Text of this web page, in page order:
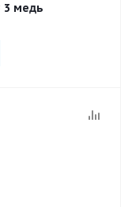
3 медь